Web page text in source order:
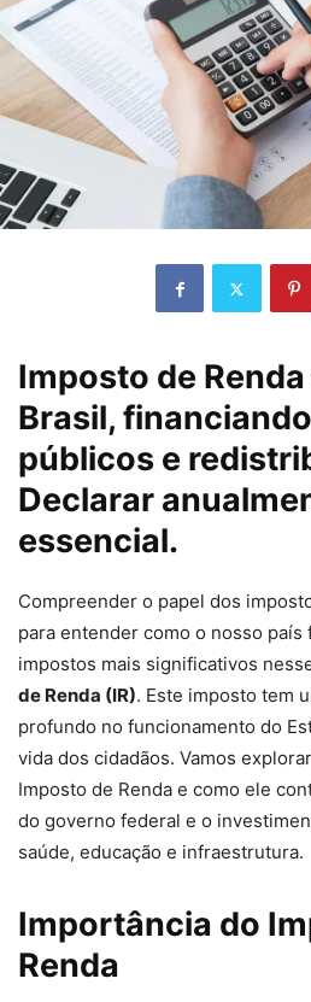
Imposto de
Brasil,
públicos e
Declarar
essencial.
Compreender o papel dos
para entender como o nosso país
impostos mais significativos
de Renda (IR). Este imposto tem
profundo no funcionamento do
vida dos cidadãos. Vamos
Imposto de Renda e como ele
do governo federal e o
saúde, educação e infraestrutura.
Importância do
Renda